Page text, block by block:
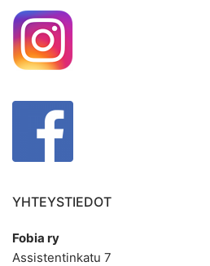
YHTEYSTIEDOT
Fobia ry
Assistentinkatu 7